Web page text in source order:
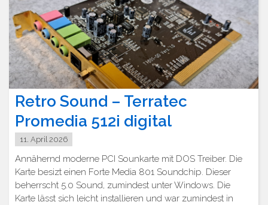
Retro Sound – Terratec
Promedia 512i digital
11. April 2026
Annähernd moderne PCI Sounkarte mit DOS Treiber. Die
Karte besizt einen Forte Media 801 Soundchip. Dieser
beherrscht 5.0 Sound, zumindest unter Windows. Die
Karte lässt sich leicht installieren und war zumindest in